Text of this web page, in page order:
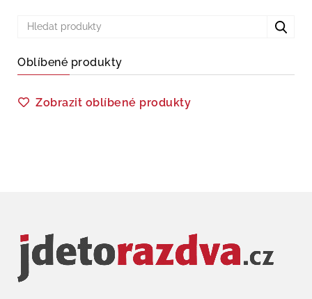
Oblíbené produkty
Zobrazit oblíbené produkty